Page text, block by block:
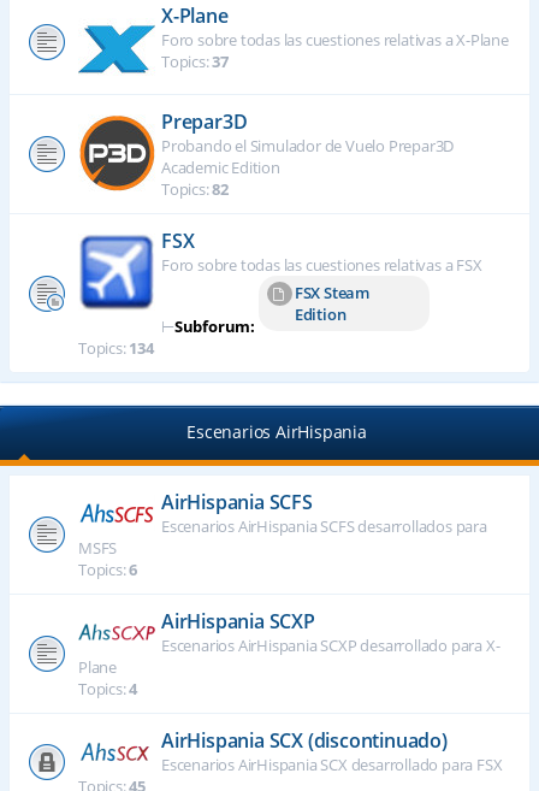
X-Plane
Foro sobre todas las cuestiones relativas a X-Plane
Topics:37
Prepar3D
Probando el Simulador de Vuelo Prepar3D
Academic Edition
Topics:82
FSX
Foro sobre todas las cuestiones relativas a FSX
⊢Subforum:
FSX Steam
Edition
Topics:134
Escenarios AirHispania
AirHispania SCFS
Escenarios AirHispania SCFS desarrollados para
MSFS
Topics:6
AirHispania SCXP
Escenarios AirHispania SCXP desarrollado para X-
Plane
Topics:4
AirHispania SCX (discontinuado)
Escenarios AirHispania SCX desarrollado para FSX
Topics:45